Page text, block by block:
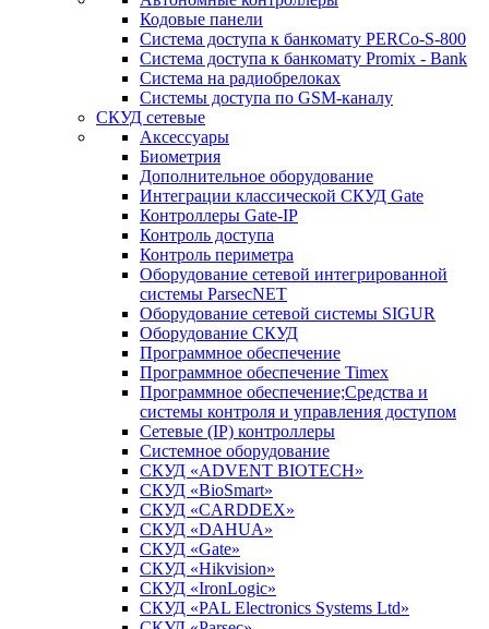
Кодовые панели
Система доступа к банкомату PERCo-S-800
Система доступа к банкомату Promix - Bank
Система на радиобрелоках
Системы доступа по GSM-каналу
СКУД сетевые
Аксессуары
Биометрия
Дополнительное оборудование
Интеграции классической СКУД Gate
Контроллеры Gate-IP
Контроль доступа
Контроль периметра
Оборудование сетевой интегрированной
системы ParsecNET
Оборудование сетевой системы SIGUR
Оборудование СКУД
Программное обеспечение
Программное обеспечение Timex
Программное обеспечение;Средства и
системы контроля и управления доступом
Сетевые (IP) контроллеры
Системное оборудование
СКУД «ADVENT BIOTECH»
СКУД «BioSmart»
СКУД «CARDDEX»
СКУД «DAHUA»
СКУД «Gate»
СКУД «Hikvision»
СКУД «IronLogic»
СКУД «PAL Electronics Systems Ltd»